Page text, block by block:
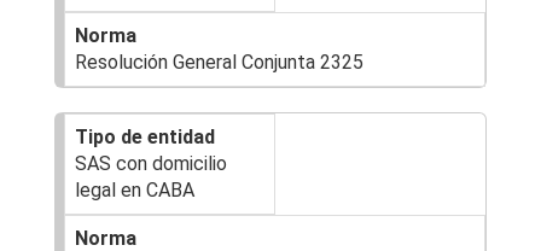
Resolución General Conjunta 2325
SAS con domicilio
legal en CABA